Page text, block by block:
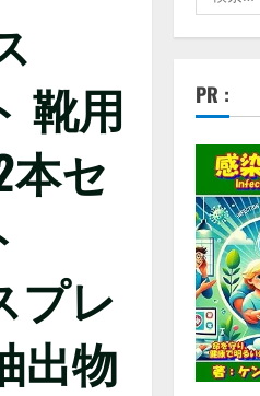
靴用
セ
プレ
出物
索:
PR :